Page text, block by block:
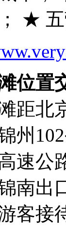
★
位置
距北
州
速公
南出
客接